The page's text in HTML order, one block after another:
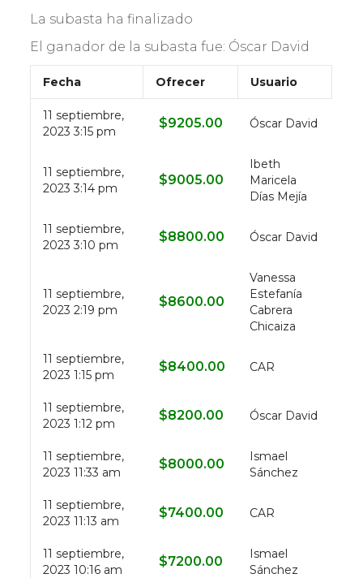
La subasta ha finalizado
El ganador de la subasta fue: Óscar David
Fecha Ofrecer Usuario
11 septiembre,
2023 3:15 pm
$9205.00 Óscar David
11 septiembre,
2023 3:14 pm
$9005.00
Ibeth
Maricela
Días Mejía
11 septiembre,
2023 3:10 pm
$8800.00 Óscar David
11 septiembre,
2023 2:19 pm
$8600.00
Vanessa
Estefanía
Cabrera
Chicaiza
11 septiembre,
2023 1:15 pm
$8400.00 CAR
11 septiembre,
2023 1:12 pm
$8200.00 Óscar David
11 septiembre,
2023 11:33 am
$8000.00
Ismael
Sánchez
11 septiembre,
2023 11:13 am
$7400.00 CAR
11 septiembre,
2023 10:16 am
$7200.00
Ismael
Sánchez